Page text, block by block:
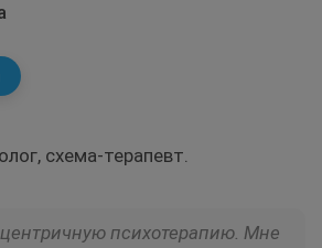
схема-терапевт.
психотерапию. Мне